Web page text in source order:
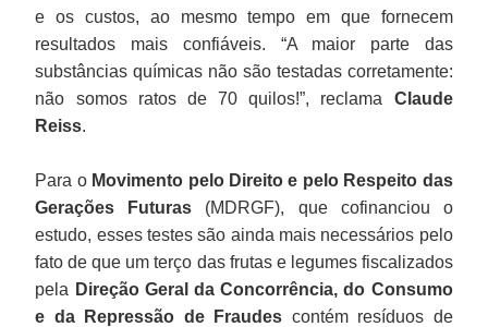
e os custos, ao mesmo tempo em que fornecem
resultados mais confiáveis. “A maior parte das
substâncias químicas não são testadas corretamente:
não somos ratos de 70 quilos!”, reclama Claude
Reiss.
Para o Movimento pelo Direito e pelo Respeito das
Gerações Futuras (MDRGF), que cofinanciou o
estudo, esses testes são ainda mais necessários pelo
fato de que um terço das frutas e legumes fiscalizados
pela Direção Geral da Concorrência, do Consumo
e da Repressão de Fraudes contém resíduos de